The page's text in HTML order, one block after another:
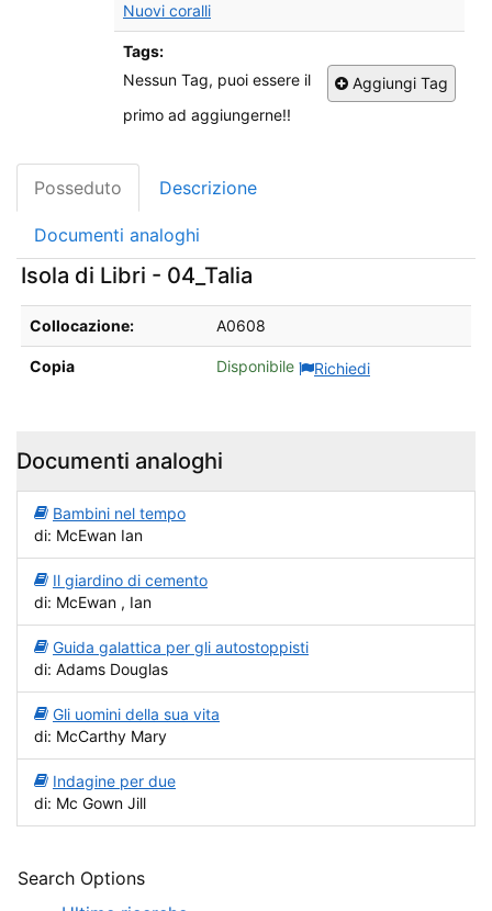
Nuovi coralli
Tags:
Aggiungi Tag
Nessun Tag, puoi essere il
primo ad aggiungerne!!
Posseduto Descrizione
Documenti analoghi
Isola di Libri - 04_Talia
Dettagli sul posseduto da Isola di Libri - 04_Talia
Collocazione: A0608
Copia Disponibile Richiedi
Documenti analoghi
Bambini nel tempo
di: McEwan Ian
Il giardino di cemento
di: McEwan , Ian
Guida galattica per gli autostoppisti
di: Adams Douglas
Gli uomini della sua vita
di: McCarthy Mary
Indagine per due
di: Mc Gown Jill
Search Options